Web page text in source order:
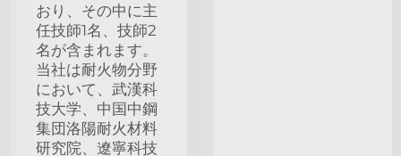
おり、その中に主
任技師1名、技師2
名が含まれます。
当社は耐火物分野
において、武漢科
技大学、中国中鋼
集団洛陽耐火材料
研究院、遼寧科技